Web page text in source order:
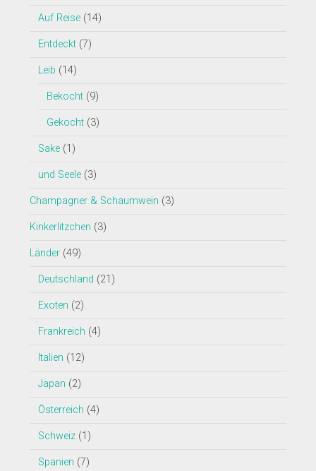
Auf Reise(14)
Entdeckt(7)
Leib (14)
Bekocht(9)
Gekocht(3)
Sake(1)
und Seele(3)
Champagner & Schaumwein (3)
Kinkerlitzchen (3)
Länder(49)
Deutschland (21)
Exoten (2)
Frankreich (4)
Italien (12)
Japan (2)
Österreich (4)
Schweiz(1)
Spanien (7)